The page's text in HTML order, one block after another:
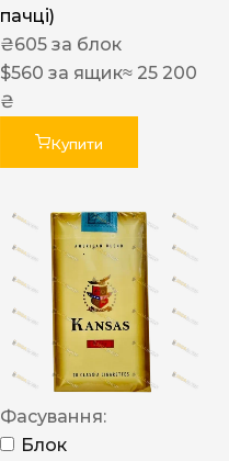
пачці)
₴605 за блок
$560 за ящик≈ 25 200
₴
Купити
Фасування:
Блок